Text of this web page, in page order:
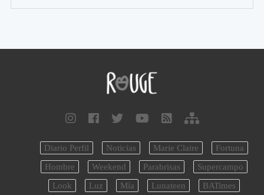
Diario Perfil Noticias Marie Claire
Fortuna
Hombre
Weekend Parabrisas
Supercampo
Look
Luz Mía Lunateen BATimes